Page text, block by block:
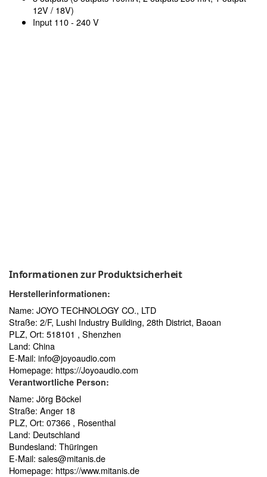
12V / 18V)
Input 110 - 240 V
Informationen zur Produktsicherheit
Herstellerinformationen:
Name: JOYO TECHNOLOGY CO., LTD
Straße: 2/F, Lushi Industry Building, 28th District, Baoan
PLZ, Ort: 518101 , Shenzhen
Land: China
E-Mail: info@joyoaudio.com
Homepage: https://Joyoaudio.com
Verantwortliche Person:
Name: Jörg Böckel
Straße: Anger 18
PLZ, Ort: 07366 , Rosenthal
Land: Deutschland
Bundesland: Thüringen
E-Mail: sales@mitanis.de
Homepage: https://www.mitanis.de